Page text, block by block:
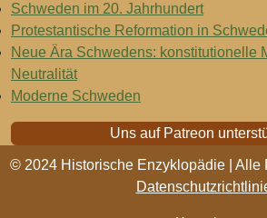
Schweden im 20. Jahrhundert
Protestantische Reformation in
Neue Ära Schwedens: konstitutionelle
Neutralität
Moderne Schweden
Uns auf Patreon
© 2024 Historische Enzyklopädie | Alle